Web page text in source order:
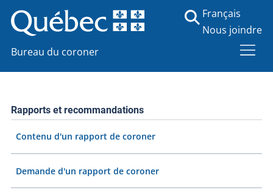
Bureau du coroner
Français
Nous joindre
Rapports et recommandations
Contenu d'un rapport de coroner
Demande d'un rapport de coroner